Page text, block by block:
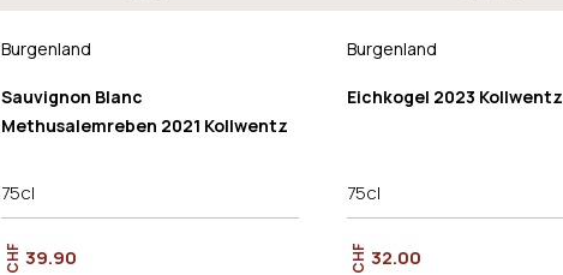
Burgenland
Sauvignon Blanc
Methusalemreben 2021 Kollwentz
75cl
CHF 39.90
Burgenland
Eichkogel 2023 Kollwentz
75cl
CHF 32.00